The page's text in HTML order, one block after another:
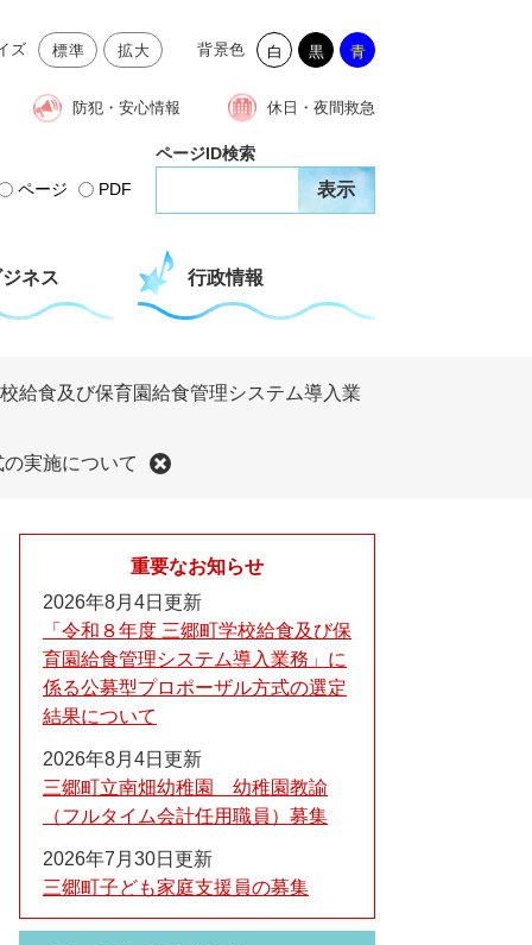
ズ 標準 拡大 背景色 白 黒 青
防犯・安心情報 休日・夜間救急
ページ PDF
ページID検索
ネス 行政情報
給食及び保育園給食管理システム導入業
実施について
重要なお知らせ
2026年8月4日更新
「令和８年度 三郷町学校給食及び保
育園給食管理システム導入業務」に
係る公募型プロポーザル方式の選定
結果について
2026年8月4日更新
三郷町立南畑幼稚園 幼稚園教諭
（フルタイム会計任用職員）募集
2026年7月30日更新
三郷町子ども家庭支援員の募集